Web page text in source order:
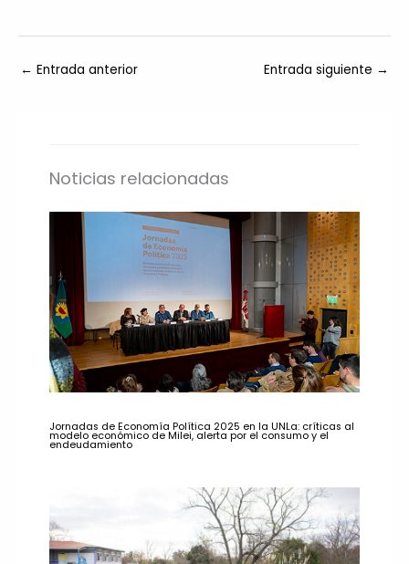
← Entrada anterior Entrada siguiente →
Noticias relacionadas
Jornadas de Economía Política 2025 en la UNLa: críticas al
modelo económico de Milei, alerta por el consumo y el
endeudamiento